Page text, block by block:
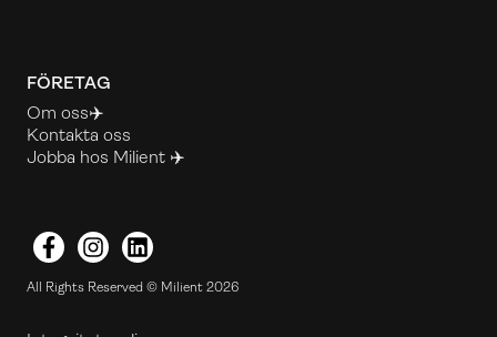
FÖRETAG
Om oss✈️
Kontakta oss
Jobba hos Milient ✈️
FacebookInstagramLinkedIn
All Rights Reserved © Milient 2026